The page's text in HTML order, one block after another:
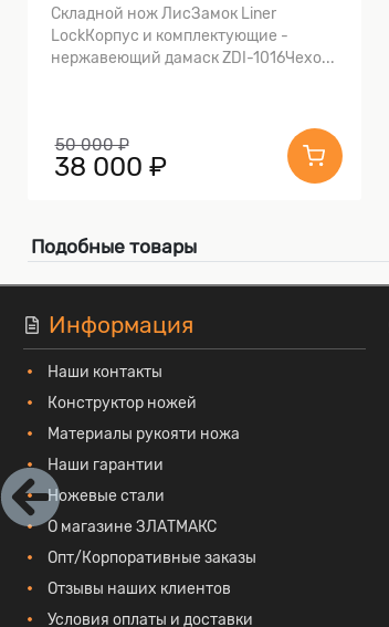
Складной нож ЛисЗамок Liner
LockКорпус и комплектующие -
нержавеющий дамаск ZDI-1016Чехо...
50 000 ₽
38 000 ₽
Подобные товары
Информация
Наши контакты
Конструктор ножей
Материалы рукояти ножа
Наши гарантии
Ножевые стали
О магазине ЗЛАТМАКС
Опт/Корпоративные заказы
Отзывы наших клиентов
Условия оплаты и доставки